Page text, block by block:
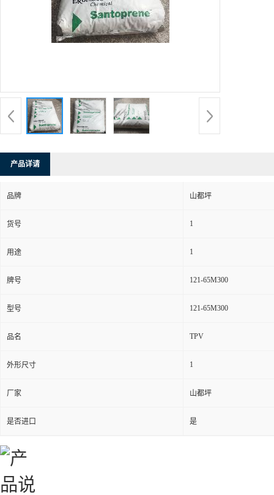
产品详请
品牌 山都坪
货号 1
用途 1
牌号 121-65M300
型号 121-65M300
品名 TPV
外形尺寸 1
厂家 山都坪
是否进口 是